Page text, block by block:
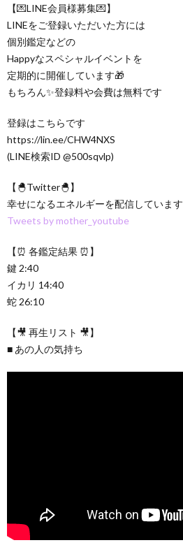
【💌LINE会員様募集💌】
LINEをご登録いただいた方には
個別鑑定などの
Happyなスペシャルイベントを
定期的に開催しています🎁
もちろん✨登録料や会費は無料です
登録はこちらです
https://lin.ee/CHW4NXS
(LINE検索ID @500sqvlp)
【🐣Twitter🐣】
幸せになるエネルギーを配信しています
Tweets by mother_youtube
【⏰ 各鑑定結果 ⏰】
鍵 2:40
イカリ 14:40
蛇 26:10
【🎥 再生リスト 🎥】
■ あの人の気持ち